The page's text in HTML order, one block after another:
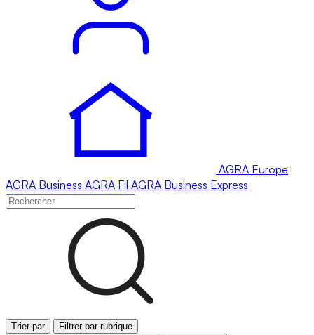
AGRA Europe
AGRA Business AGRA Fil AGRA Business Express
Trier par Filtrer par rubrique